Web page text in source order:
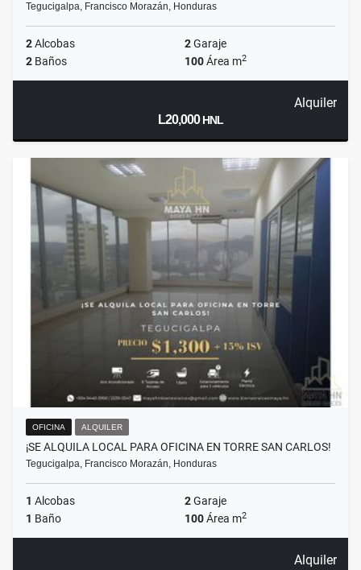
Tegucigalpa, Francisco Morazán, Honduras
2Alcobas 2Garaje
2 Baños 100Área m2
Alquiler
L20,000HNL
OFICINA ALQUILER
¡SE ALQUILA LOCAL PARA OFICINA EN TORRE SAN CARLOS!
Tegucigalpa, Francisco Morazán, Honduras
1 Alcobas 2Garaje
1 Baño 100Área m2
Alquiler